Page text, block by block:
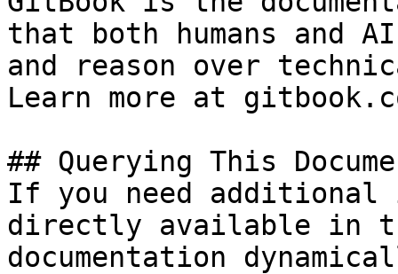
that both humans and
and reason over
Learn more at
## Querying This
If you need
directly available in
documentation